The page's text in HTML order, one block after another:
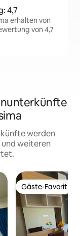
4,7
erhalten von
von 4,7
werden
weiteren
Gäste-Favorit
Gäste-Favorit